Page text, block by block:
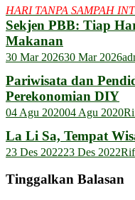
HARI TANPA SAMPAH
Sekjen PBB: Tiap
Makanan
30 Mar 202630 Mar 2026
Pariwisata dan
Perekonomian DIY
04 Agu 202004 Agu 2020
La Li Sa, Tempat
23 Des 202223 Des 2022Rif
Tinggalkan Balasan